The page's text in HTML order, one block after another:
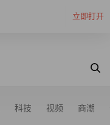
立即打开
科技 视频 商潮